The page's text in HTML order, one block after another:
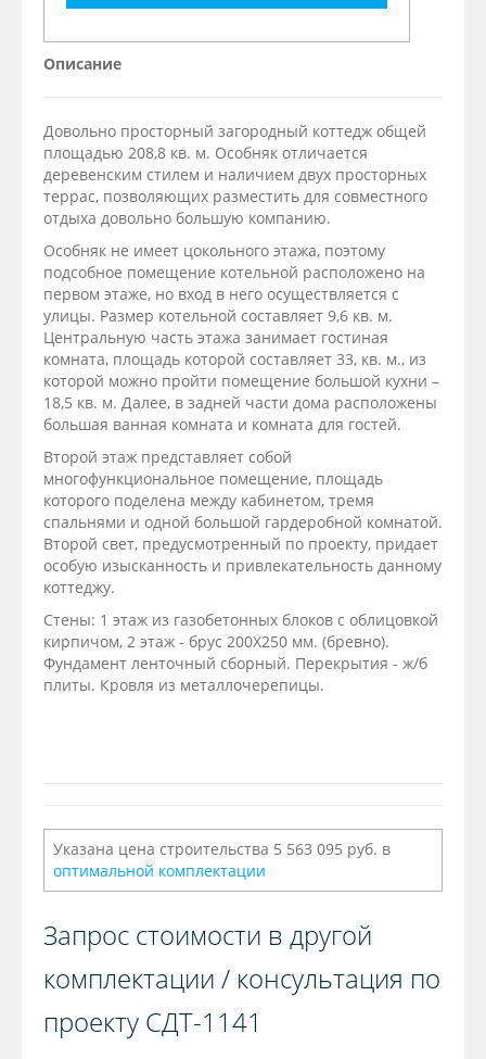
Описание
Довольно просторный загородный коттедж общей
площадью 208,8 кв. м. Особняк отличается
деревенским стилем и наличием двух просторных
террас, позволяющих разместить для совместного
отдыха довольно большую компанию.
Особняк не имеет цокольного этажа, поэтому
подсобное помещение котельной расположено на
первом этаже, но вход в него осуществляется с
улицы. Размер котельной составляет 9,6 кв. м.
Центральную часть этажа занимает гостиная
комната, площадь которой составляет 33, кв. м., из
которой можно пройти помещение большой кухни –
18,5 кв. м. Далее, в задней части дома расположены
большая ванная комната и комната для гостей.
Второй этаж представляет собой
многофункциональное помещение, площадь
которого поделена между кабинетом, тремя
спальнями и одной большой гардеробной комнатой.
Второй свет, предусмотренный по проекту, придает
особую изысканность и привлекательность данному
коттеджу.
Стены: 1 этаж из газобетонных блоков с облицовкой
кирпичом, 2 этаж - брус 200Х250 мм. (бревно).
Фундамент ленточный сборный. Перекрытия - ж/б
плиты. Кровля из металлочерепицы.
Указана цена строительства 5 563 095 руб. в
оптимальной комплектации
Запрос стоимости в другой
комплектации / консультация по
проекту СДТ-1141